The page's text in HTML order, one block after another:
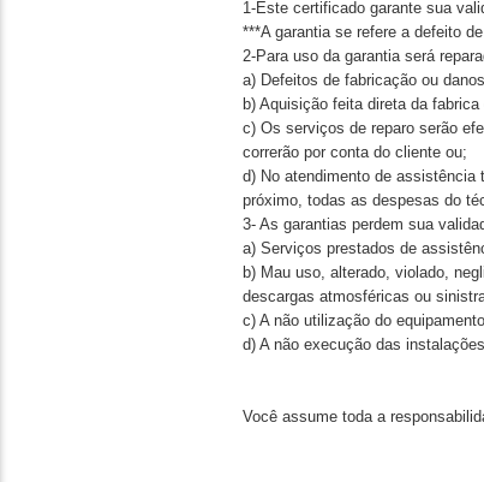
1-Este certificado garante sua
***A garantia se refere a defeito
2-Para uso da garantia será
a) Defeitos de fabricação ou
b) Aquisição feita direta da
c) Os serviços de reparo serão
correrão por conta do cliente ou;
d) No atendimento de assistência
próximo, todas as despesas do
3- As garantias perdem sua
a) Serviços prestados de
b) Mau uso, alterado, violado,
descargas atmosféricas ou
c) A não utilização do
d) A não execução das
Você assume toda a